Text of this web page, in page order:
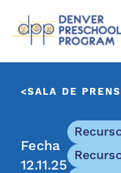
SALA DE
Fecha
12.11.25